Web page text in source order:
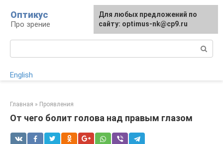
контенту
Оптикус
Про зрение
English
Главная » Проявления
От чего болит голова над правым глазом
Для любых предложений по
сайту: optimus-nk@cp9.ru